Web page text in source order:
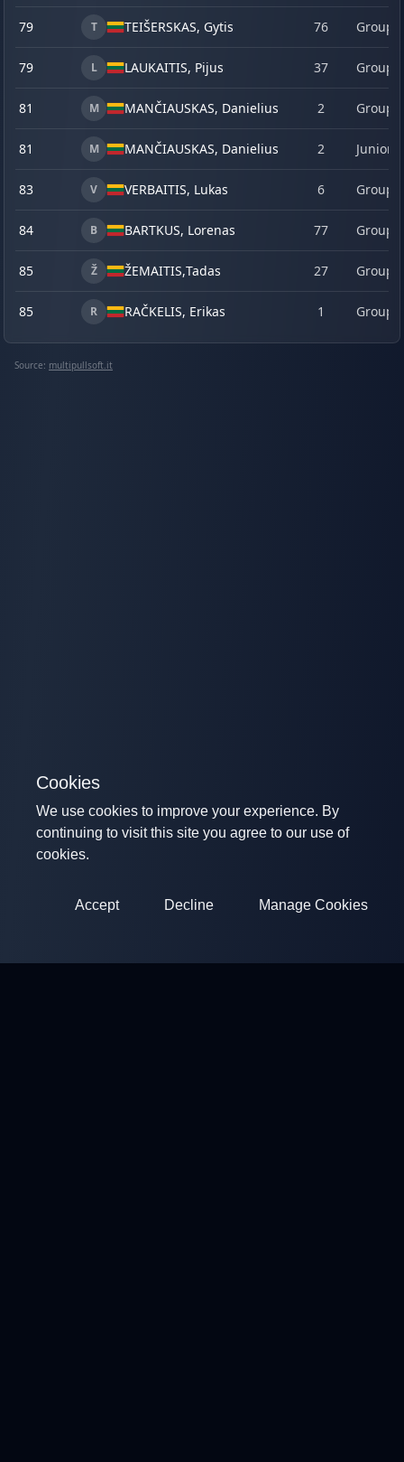
79 T TEIŠERSKAS, Gytis 76 Group
79 L LAUKAITIS, Pijus 37 Group
81 M MANČIAUSKAS, Danielius 2 Group
81 M MANČIAUSKAS, Danielius 2 Junior
83 V VERBAITIS, Lukas 6 Group
84 B BARTKUS, Lorenas 77 Group
85 Ž ŽEMAITIS,Tadas 27 Group
85 R RAČKELIS, Erikas 1 Group
Source: multipullsoft.it
Cookies
We use cookies to improve your experience. By
continuing to visit this site you agree to our use of
cookies.
Accept Decline Manage Cookies